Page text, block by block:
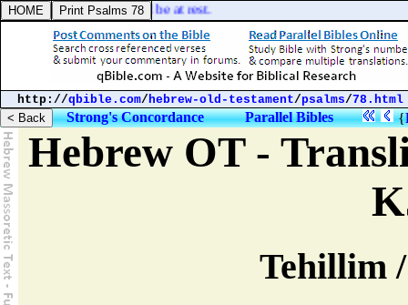
would I fly away, and be at rest.
http://qbible.com/hebrew-old-testament/psalms/78.html
Strong's Concordance Parallel Bibles {
Hebrew OT -
Tehillim